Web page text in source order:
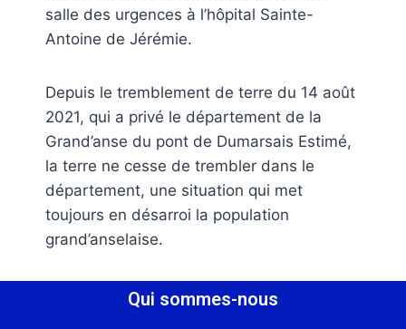
salle des urgences à l’hôpital Sainte-
Antoine de Jérémie.
Depuis le tremblement de terre du 14 août
2021, qui a privé le département de la
Grand’anse du pont de Dumarsais Estimé,
la terre ne cesse de trembler dans le
département, une situation qui met
toujours en désarroi la population
grand’anselaise.
Qui sommes-nous